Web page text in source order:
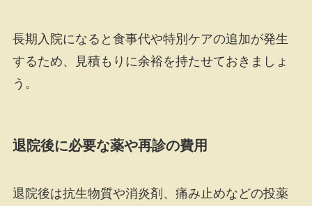
長期入院になると食事代や特別ケアの追加が発生
するため、見積もりに余裕を持たせておきましょ
う。
退院後に必要な薬や再診の費用
退院後は抗生物質や消炎剤、痛み止めなどの投薬